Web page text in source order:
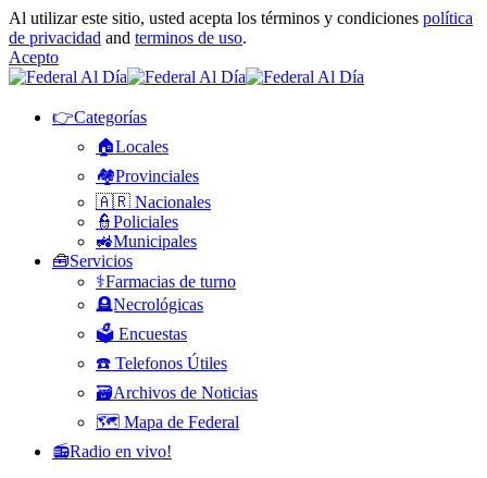
Al utilizar este sitio, usted acepta los términos y condiciones política
de privacidad and terminos de uso.
Acepto
👉Categorías
🏠Locales
🏘️Provinciales
🇦🇷 Nacionales
👮Policiales
🚜Municipales
🧰Servicios
⚕️Farmacias de turno
🪦Necrológicas
🗳️ Encuestas
☎️ Telefonos Útiles
🗃️Archivos de Noticias
🗺️ Mapa de Federal
📻Radio en vivo!